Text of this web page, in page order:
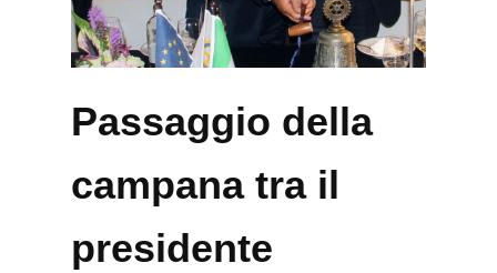
Passaggio della
campana tra il
presidente